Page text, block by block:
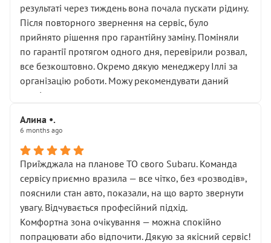
результаті через тиждень вона почала пускати рідину.
Після повторного звернення на сервіс, було
прийнято рішення про гарантійну заміну. Поміняли
по гарантії протягом одного дня, перевірили розвал,
все безкоштовно. Окремо дякую менеджеру Іллі за
організацію роботи. Можу рекомендувати даний
сервіс.
Алина •.
6 months ago
Приїжджала на планове ТО свого Subaru. Команда
сервісу приємно вразила — все чітко, без «розводів»,
пояснили стан авто, показали, на що варто звернути
увагу. Відчувається професійний підхід.
Комфортна зона очікування — можна спокійно
попрацювати або відпочити. Дякую за якісний сервіс!